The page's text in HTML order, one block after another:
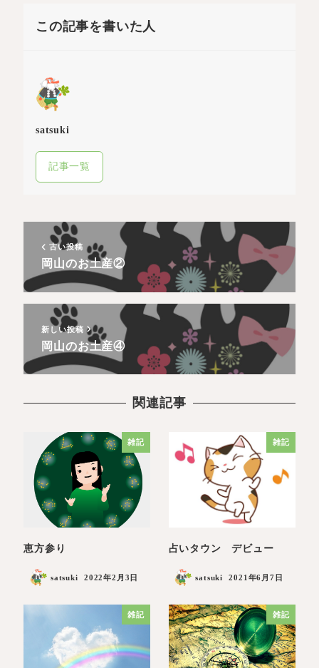
この記事を書いた人
satsuki
記事一覧
古い投稿
岡山のお土産②
新しい投稿
岡山のお土産④
関連記事
雑記
恵方参り
satsuki 2022年2月3日
雑記
占いタウン デビュー
satsuki 2021年6月7日
雑記 雑記